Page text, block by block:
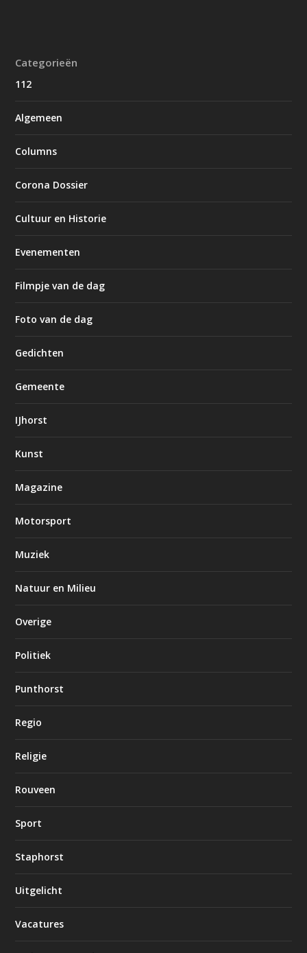
Categorieën
112
Algemeen
Columns
Corona Dossier
Cultuur en Historie
Evenementen
Filmpje van de dag
Foto van de dag
Gedichten
Gemeente
IJhorst
Kunst
Magazine
Motorsport
Muziek
Natuur en Milieu
Overige
Politiek
Punthorst
Regio
Religie
Rouveen
Sport
Staphorst
Uitgelicht
Vacatures